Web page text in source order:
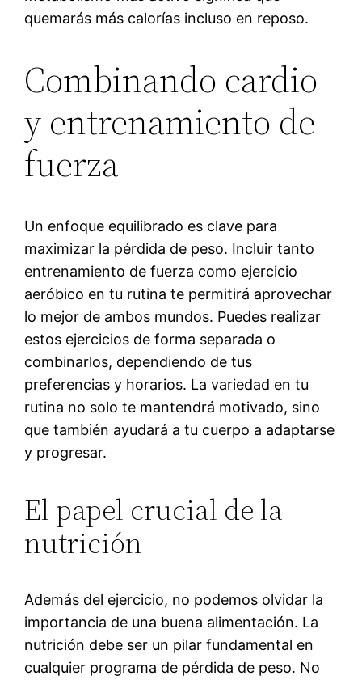
quemarás más calorías incluso en reposo.
Combinando cardio
y entrenamiento de
fuerza
Un enfoque equilibrado es clave para
maximizar la pérdida de peso. Incluir tanto
entrenamiento de fuerza como ejercicio
aeróbico en tu rutina te permitirá aprovechar
lo mejor de ambos mundos. Puedes realizar
estos ejercicios de forma separada o
combinarlos, dependiendo de tus
preferencias y horarios. La variedad en tu
rutina no solo te mantendrá motivado, sino
que también ayudará a tu cuerpo a adaptarse
y progresar.
El papel crucial de la
nutrición
Además del ejercicio, no podemos olvidar la
importancia de una buena alimentación. La
nutrición debe ser un pilar fundamental en
cualquier programa de pérdida de peso. No